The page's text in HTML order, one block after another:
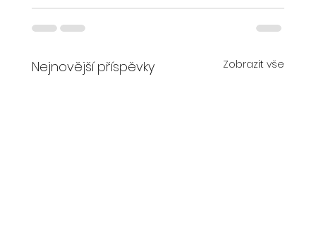
Nejnovější příspěvky Zobrazit vše